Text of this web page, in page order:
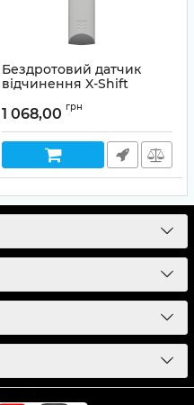
Бездротовий датчик
відчинення X-Shift
Артикул: 01-00014
1 068,00 грн